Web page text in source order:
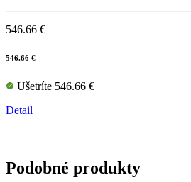
546.66 €
546.66 €
Ušetríte 546.66 €
Detail
Podobné produkty